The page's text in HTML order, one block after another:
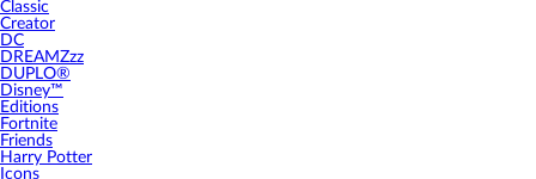
Classic
Creator
DC
DREAMZzz
DUPLO®
Disney™
Editions
Fortnite
Friends
Harry Potter
Icons